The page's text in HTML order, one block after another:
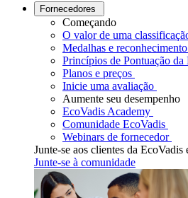
Fornecedores
Começando
O valor de uma
Medalhas e reconhecimento
Princípios de Pontuação
Planos e preços
Inicie uma avaliação
Aumente seu desempenho
EcoVadis Academy
Comunidade EcoVadis
Webinars de fornecedor
Junte-se aos clientes da
Junte-se à comunidade